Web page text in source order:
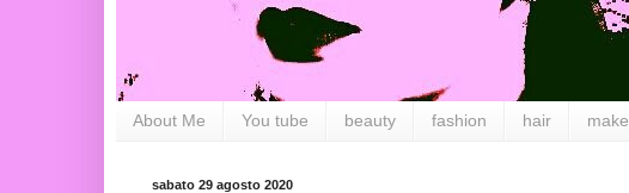
About Me You tube beauty fashion hair
sabato 29 agosto 2020